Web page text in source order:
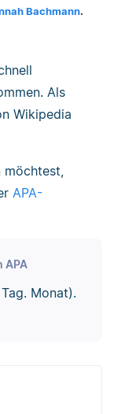
Bachmann.
Als
Wikipedia
APA-
APA
Monat).